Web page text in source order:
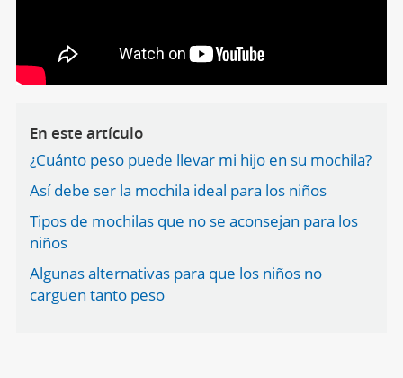
En este artículo
¿Cuánto peso puede llevar mi hijo en su mochila?
Así debe ser la mochila ideal para los niños
Tipos de mochilas que no se aconsejan para los
niños
Algunas alternativas para que los niños no
carguen tanto peso